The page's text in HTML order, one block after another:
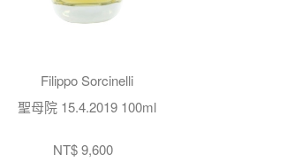
Filippo Sorcinelli
聖母院 15.4.2019 100ml
NT$ 9,600